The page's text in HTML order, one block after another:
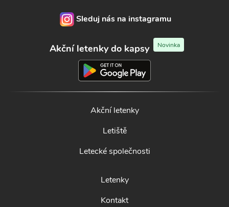
Sleduj nás na instagramu
Akční letenky do kapsy Novinka
Akční letenky
Letiště
Letecké společnosti
Letenky
Kontakt